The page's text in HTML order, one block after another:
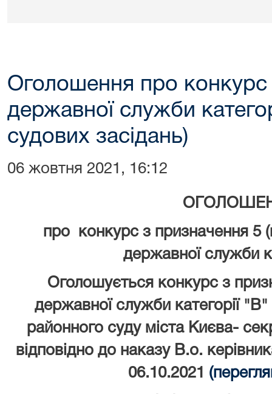
Оголошення про конкурс
державної служби
судових засідань)
06 жовтня 2021, 16:12
про конкурс з призначення 5
державної служби
Оголошується конкурс з
державної служби категорії
районного суду міста Києва-
відповідно до наказу В.о.
06.10.2021